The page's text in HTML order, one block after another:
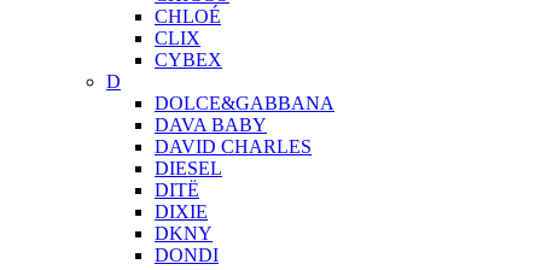
CHLOÉ
CLIX
CYBEX
D
DOLCE&GABBANA
DAVA BABY
DAVID CHARLES
DIESEL
DITЁ
DIXIE
DKNY
DONDI